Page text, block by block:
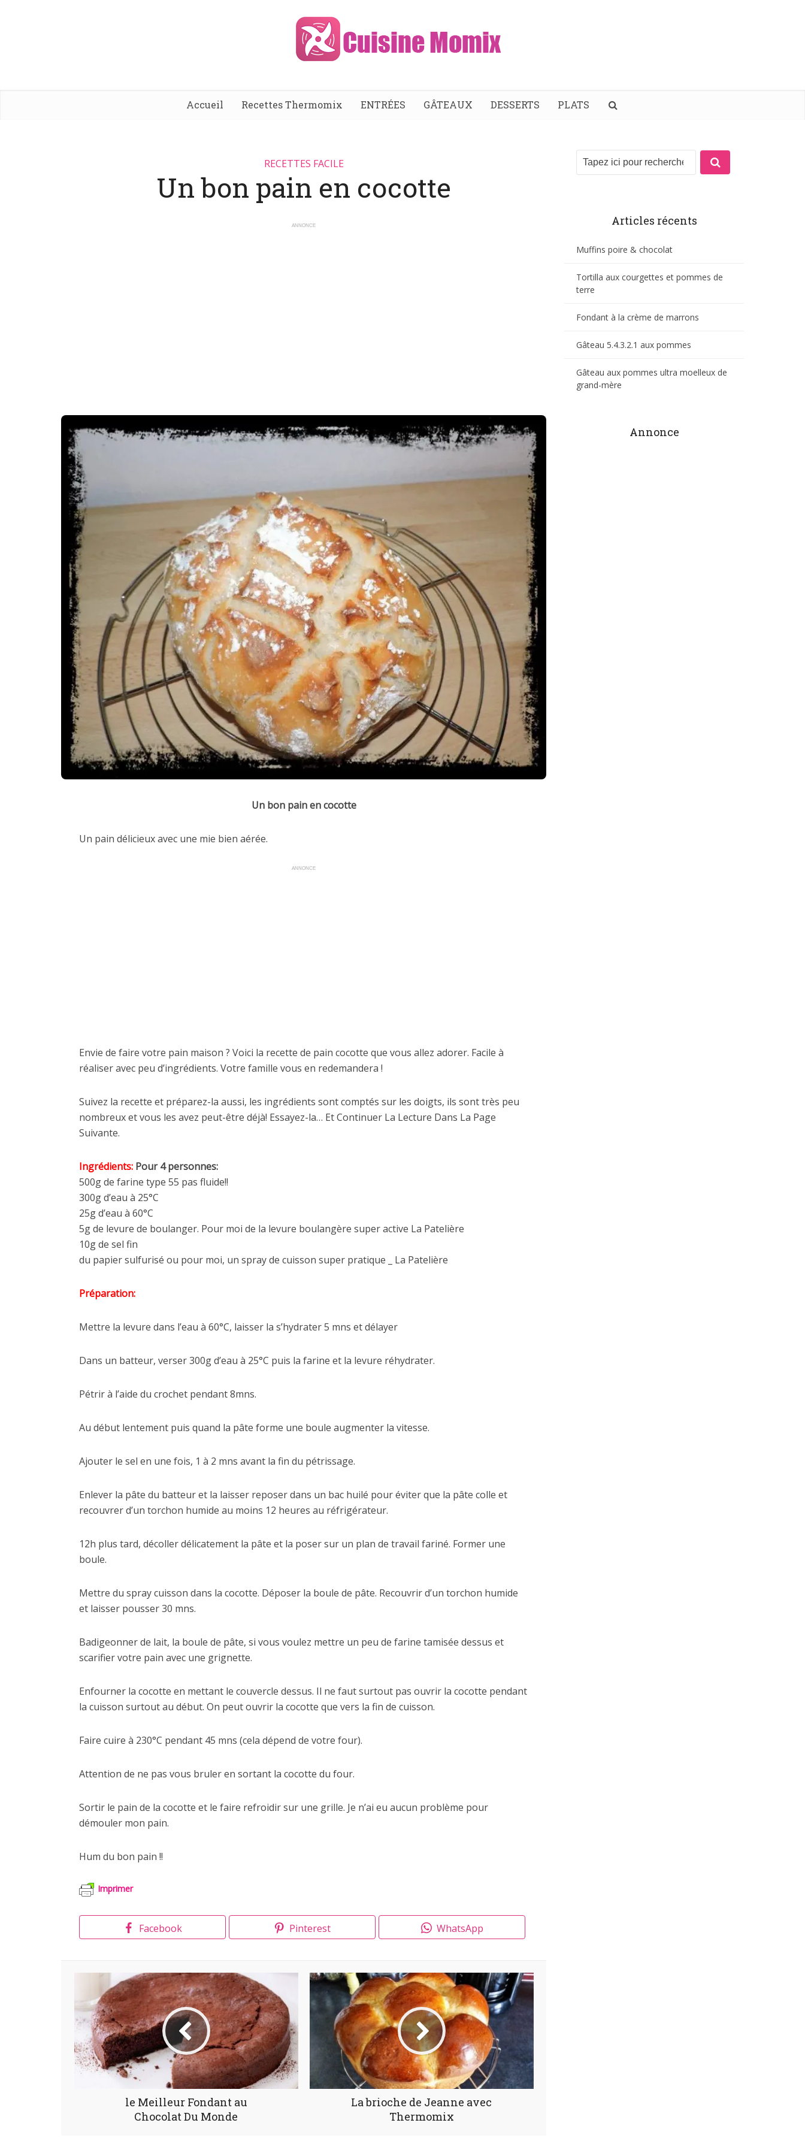
Accueil Recettes Thermomix ENTRÉES GÂTEAUX DESSERTS PLATS
RECETTES FACILE
Un bon pain en cocotte
ANNONCE
Un bon pain en cocotte
Un pain délicieux avec une mie bien aérée.
ANNONCE
Envie de faire votre pain maison ? Voici la recette de pain cocotte que vous allez adorer. Facile à
réaliser avec peu d’ingrédients. Votre famille vous en redemandera !
Suivez la recette et préparez-la aussi, les ingrédients sont comptés sur les doigts, ils sont très peu
nombreux et vous les avez peut-être déjà! Essayez-la… Et Continuer La Lecture Dans La Page
Suivante.
Ingrédients: Pour 4 personnes:
500g de farine type 55 pas fluide!!
300g d’eau à 25°C
25g d’eau à 60°C
5g de levure de boulanger. Pour moi de la levure boulangère super active La Patelière
10g de sel fin
du papier sulfurisé ou pour moi, un spray de cuisson super pratique _ La Patelière
Préparation:
Mettre la levure dans l’eau à 60°C, laisser la s’hydrater 5 mns et délayer
Dans un batteur, verser 300g d’eau à 25°C puis la farine et la levure réhydrater.
Pétrir à l’aide du crochet pendant 8mns.
Au début lentement puis quand la pâte forme une boule augmenter la vitesse.
Ajouter le sel en une fois, 1 à 2 mns avant la fin du pétrissage.
Enlever la pâte du batteur et la laisser reposer dans un bac huilé pour éviter que la pâte colle et
recouvrer d’un torchon humide au moins 12 heures au réfrigérateur.
12h plus tard, décoller délicatement la pâte et la poser sur un plan de travail fariné. Former une
boule.
Mettre du spray cuisson dans la cocotte. Déposer la boule de pâte. Recouvrir d’un torchon humide
et laisser pousser 30 mns.
Badigeonner de lait, la boule de pâte, si vous voulez mettre un peu de farine tamisée dessus et
scarifier votre pain avec une grignette.
Enfourner la cocotte en mettant le couvercle dessus. Il ne faut surtout pas ouvrir la cocotte pendant
la cuisson surtout au début. On peut ouvrir la cocotte que vers la fin de cuisson.
Faire cuire à 230°C pendant 45 mns (cela dépend de votre four).
Attention de ne pas vous bruler en sortant la cocotte du four.
Sortir le pain de la cocotte et le faire refroidir sur une grille. Je n’ai eu aucun problème pour
démouler mon pain.
Hum du bon pain !!
Imprimer
Facebook Pinterest WhatsApp
le Meilleur Fondant au
Chocolat Du Monde
La brioche de Jeanne avec
Thermomix
Articles récents
Muffins poire & chocolat
Tortilla aux courgettes et pommes de
terre
Fondant à la crème de marrons
Gâteau 5.4.3.2.1 aux pommes
Gâteau aux pommes ultra moelleux de
grand-mère
Annonce